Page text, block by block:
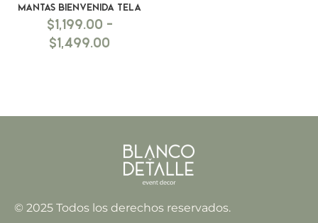
Mantas bienvenida tela
$1,199.00 -
$1,499.00
© 2025 Todos los derechos reservados.